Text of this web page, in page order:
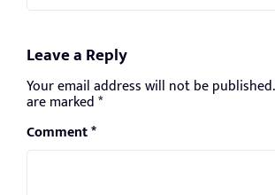
Leave a Reply
Your email address will not be published.
are marked*
Comment*